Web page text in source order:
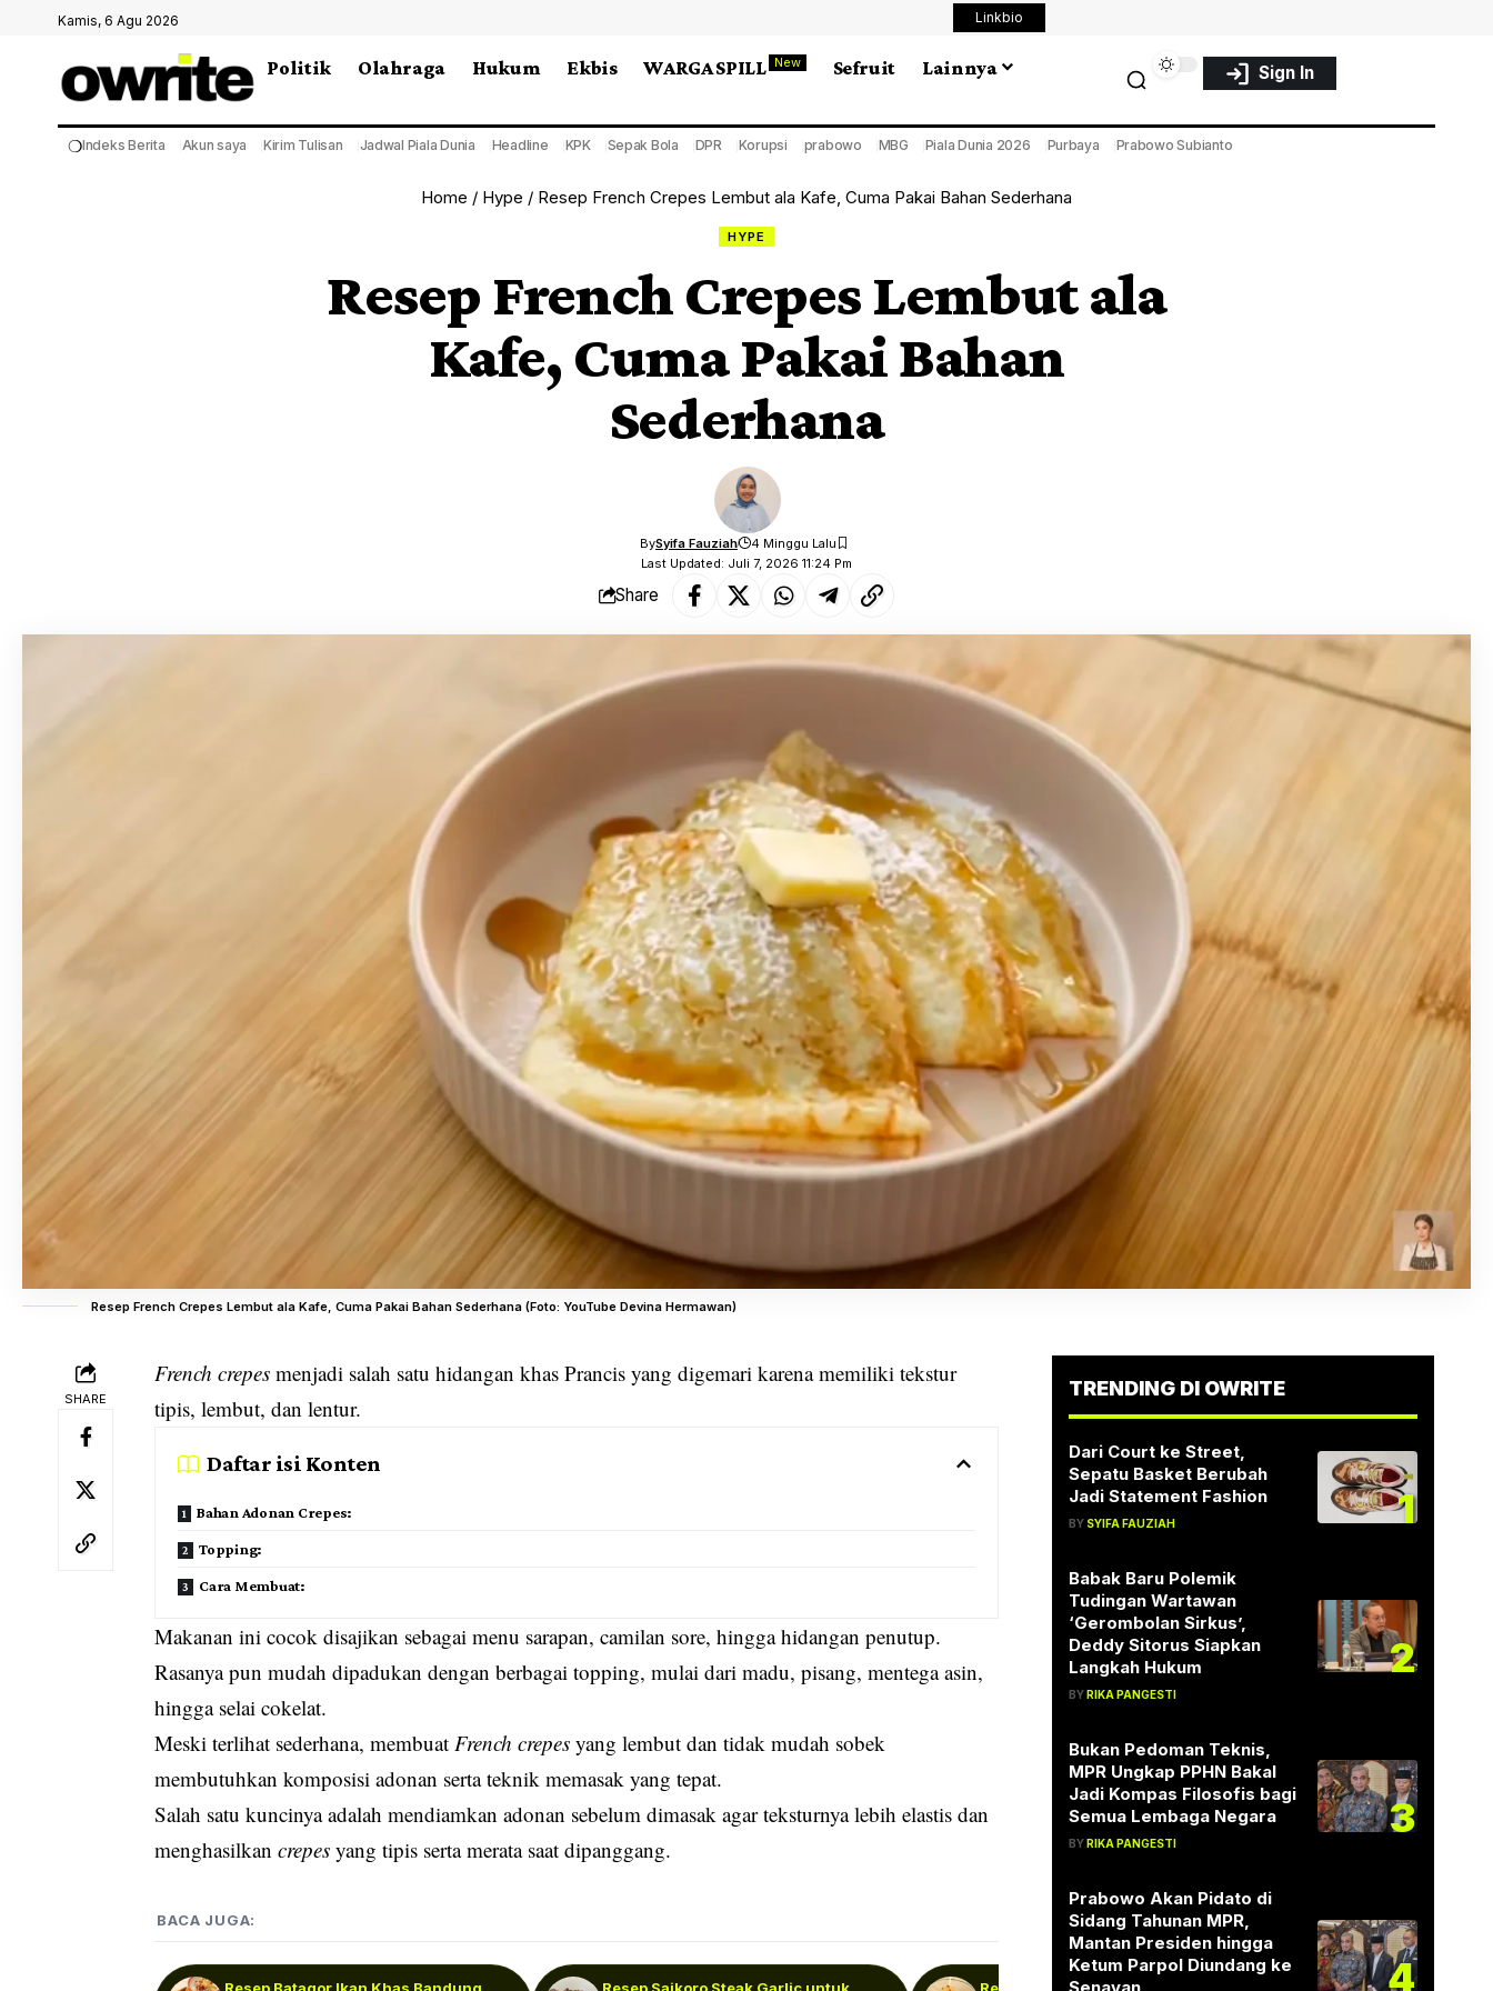
Kamis, 6 Agu 2026 Linkbio
Politik Olahraga Hukum Ekbis WARGA SPILL New Sefruit Lainnya Sign In
❍Indeks Berita Akun saya Kirim Tulisan Jadwal Piala Dunia Headline KPK Sepak Bola DPR Korupsi prabowo MBG Piala Dunia 2026 Purbaya Prabowo Subianto
Home / Hype / Resep French Crepes Lembut ala Kafe, Cuma Pakai Bahan Sederhana
HYPE
Resep French Crepes Lembut ala
Kafe, Cuma Pakai Bahan
Sederhana
Last Updated: Juli 7, 2026 11:24 Pm
BySyifa Fauziah 4 Minggu Lalu
Share
Resep French Crepes Lembut ala Kafe, Cuma Pakai Bahan Sederhana (Foto: YouTube Devina Hermawan)
SHARE
French crepes menjadi salah satu hidangan khas Prancis yang digemari karena memiliki tekstur
tipis, lembut, dan lentur.
Daftar isi Konten
Bahan Adonan Crepes:
Topping:
Cara Membuat:
Makanan ini cocok disajikan sebagai menu sarapan, camilan sore, hingga hidangan penutup.
Rasanya pun mudah dipadukan dengan berbagai topping, mulai dari madu, pisang, mentega asin,
hingga selai cokelat.
Meski terlihat sederhana, membuatFrench crepesyang lembut dan tidak mudah sobek
membutuhkan komposisi adonan serta teknik memasak yang tepat.
Salah satu kuncinya adalah mendiamkan adonan sebelum dimasak agar teksturnya lebih elastis dan
menghasilkan crepes yang tipis serta merata saat dipanggang.
BACA JUGA:
Resep Batagor Ikan Khas Bandung,
Resep Saikoro Steak Garlic untuk
Resep Warabi Mochi Khas Jepang,
TRENDING DI OWRITE
Dari Court ke Street,
Sepatu Basket Berubah
Jadi Statement Fashion
BY SYIFA FAUZIAH 1
Babak Baru Polemik
Tudingan Wartawan
‘Gerombolan Sirkus’,
Deddy Sitorus Siapkan
Langkah Hukum
BYRIKA PANGESTI
2
Bukan Pedoman Teknis,
MPR Ungkap PPHN Bakal
Jadi Kompas Filosofis bagi
Semua Lembaga Negara
BYRIKA PANGESTI
3
Prabowo Akan Pidato di
Sidang Tahunan MPR,
Mantan Presiden hingga
Ketum Parpol Diundang ke
4